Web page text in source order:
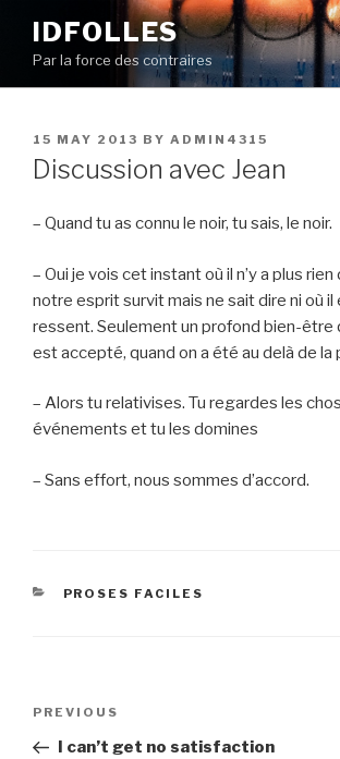
content
IDFOLLES
Par la force des contraires
POSTED
ON
15 MAY 2013 BY ADMIN4315
Discussion avec Jean
– Quand tu as connu le noir, tu sais, le noir.
– Oui je vois cet instant où il n’y a plus
notre esprit survit mais ne sait dire ni où il
ressent. Seulement un profond bien-être
est accepté, quand on a été au delà de la
– Alors tu relativises. Tu regardes les
événements et tu les domines
– Sans effort, nous sommes d’accord.
CATEGORIES
PROSES FACILES
Previous
Post
PREVIOUS
I can’t get no satisfaction